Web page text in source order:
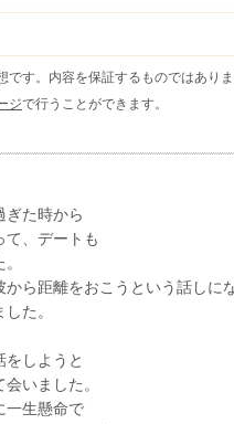
す。内容を保証するものではありま
ジで行うことができます。
ぎた時から
て、デートも
から距離をおこうという話し
た。
をしようと
いました。
一生懸命で